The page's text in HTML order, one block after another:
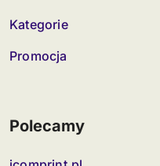
Kategorie
Promocja
Polecamy